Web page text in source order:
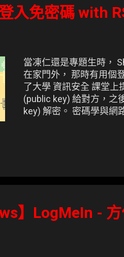
入免密碼 with
當凍仁還是專題生時，
在家門外， 那時有用個
了大學 資訊安全 課堂上
(public key) 給對方，之
key) 解密。 密碼學與網
】LogMeIn -